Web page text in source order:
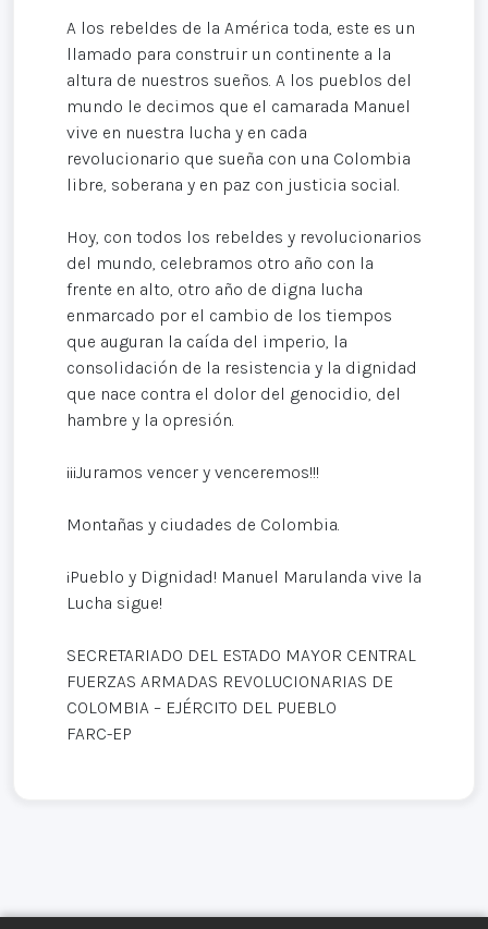
A los rebeldes de la América toda, este es un
llamado para construir un continente a la
altura de nuestros sueños. A los pueblos del
mundo le decimos que el camarada Manuel
vive en nuestra lucha y en cada
revolucionario que sueña con una Colombia
libre, soberana y en paz con justicia social.
Hoy, con todos los rebeldes y revolucionarios
del mundo, celebramos otro año con la
frente en alto, otro año de digna lucha
enmarcado por el cambio de los tiempos
que auguran la caída del imperio, la
consolidación de la resistencia y la dignidad
que nace contra el dolor del genocidio, del
hambre y la opresión.
¡¡¡Juramos vencer y venceremos!!!
Montañas y ciudades de Colombia.
¡Pueblo y Dignidad! Manuel Marulanda vive la
Lucha sigue!
SECRETARIADO DEL ESTADO MAYOR CENTRAL
FUERZAS ARMADAS REVOLUCIONARIAS DE
COLOMBIA – EJÉRCITO DEL PUEBLO
FARC-EP